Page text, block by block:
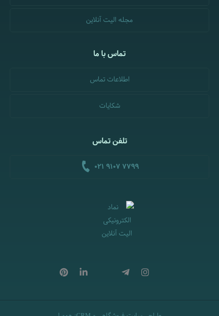
مجله الیت آنلاین
تماس با ما
اطلاعات تماس
شکایات
تلفن تماس
021 9107 7799